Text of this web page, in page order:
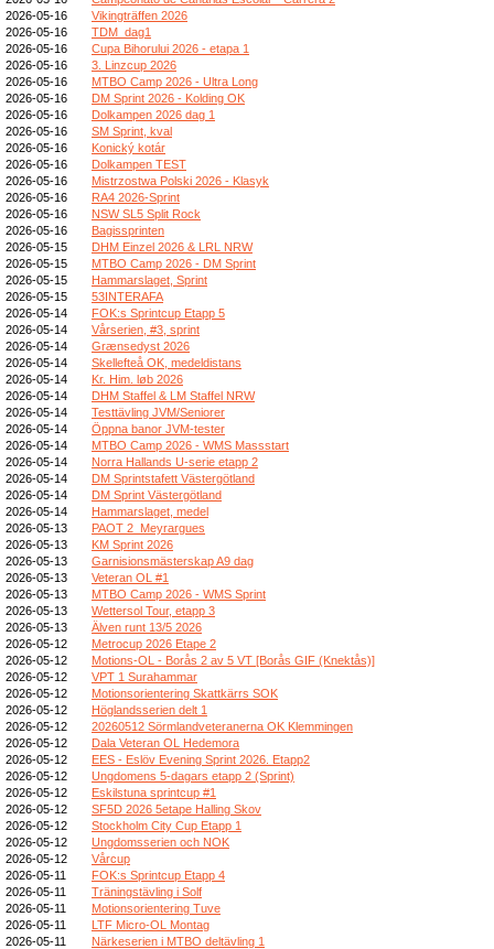
2026-05-16
Vikingträffen 2026
2026-05-16
TDM_dag1
2026-05-16
Cupa Bihorului 2026 - etapa 1
2026-05-16
3. Linzcup 2026
2026-05-16
MTBO Camp 2026 - Ultra Long
2026-05-16
DM Sprint 2026 - Kolding OK
2026-05-16
Dolkampen 2026 dag 1
2026-05-16
SM Sprint, kval
2026-05-16
Konický kotár
2026-05-16
Dolkampen TEST
2026-05-16
Mistrzostwa Polski 2026 - Klasyk
2026-05-16
RA4 2026-Sprint
2026-05-16
NSW SL5 Split Rock
2026-05-16
Bagissprinten
2026-05-15
DHM Einzel 2026 & LRL NRW
2026-05-15
MTBO Camp 2026 - DM Sprint
2026-05-15
Hammarslaget, Sprint
2026-05-15
53INTERAFA
2026-05-14
FOK:s Sprintcup Etapp 5
2026-05-14
Vårserien, #3, sprint
2026-05-14
Grænsedyst 2026
2026-05-14
Skellefteå OK, medeldistans
2026-05-14
Kr. Him. løb 2026
2026-05-14
DHM Staffel & LM Staffel NRW
2026-05-14
Testtävling JVM/Seniorer
2026-05-14
Öppna banor JVM-tester
2026-05-14
MTBO Camp 2026 - WMS Massstart
2026-05-14
Norra Hallands U-serie etapp 2
2026-05-14
DM Sprintstafett Västergötland
2026-05-14
DM Sprint Västergötland
2026-05-14
Hammarslaget, medel
2026-05-13
PAOT 2_Meyrargues
2026-05-13
KM Sprint 2026
2026-05-13
Garnisionsmästerskap A9 dag
2026-05-13
Veteran OL #1
2026-05-13
MTBO Camp 2026 - WMS Sprint
2026-05-13
Wettersol Tour, etapp 3
2026-05-13
Älven runt 13/5 2026
2026-05-12
Metrocup 2026 Etape 2
2026-05-12
Motions-OL - Borås 2 av 5 VT [Borås GIF (Knektås)]
2026-05-12
VPT 1 Surahammar
2026-05-12
Motionsorientering Skattkärrs SOK
2026-05-12
Höglandsserien delt 1
2026-05-12
20260512 Sörmlandveteranerna OK Klemmingen
2026-05-12
Dala Veteran OL Hedemora
2026-05-12
EES - Eslöv Evening Sprint 2026. Etapp2
2026-05-12
Ungdomens 5-dagars etapp 2 (Sprint)
2026-05-12
Eskilstuna sprintcup #1
2026-05-12
SF5D 2026 5etape Halling Skov
2026-05-12
Stockholm City Cup Etapp 1
2026-05-12
Ungdomsserien och NOK
2026-05-12
Vårcup
2026-05-11
FOK:s Sprintcup Etapp 4
2026-05-11
Träningstävling i Solf
2026-05-11
Motionsorientering Tuve
2026-05-11
LTF Micro-OL Montag
2026-05-11
Närkeserien i MTBO deltävling 1